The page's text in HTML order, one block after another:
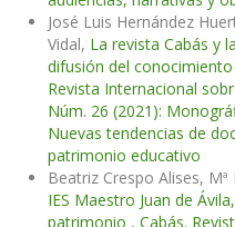
José Luis Hernández
Vidal, La revista Cabás y
difusión del
Revista Internacional
Núm. 26 (2021):
Nuevas tendencias de
patrimonio educativo
Beatriz Crespo Alises,
IES Maestro Juan de
patrimonio , Cabás.